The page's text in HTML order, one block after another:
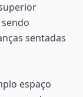
sentadas
espaço